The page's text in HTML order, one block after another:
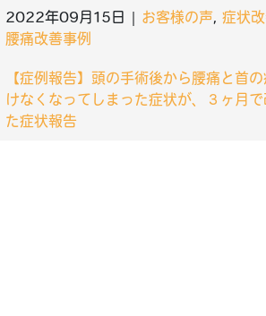
2022年09月15日 | お客様の声
症状
腰痛改善事例
【症例報告】頭の手術後から腰痛と首
けなくなってしまった症状が、３ヶ月
た症状報告